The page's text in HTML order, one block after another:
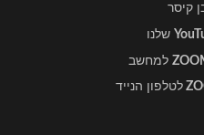
קיסר
שלנו
למחשב
לטלפון הנייד